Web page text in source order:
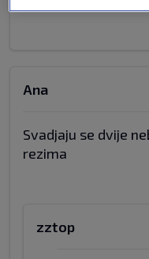
Ana
Svadjaju se dvije
rezima
zztop